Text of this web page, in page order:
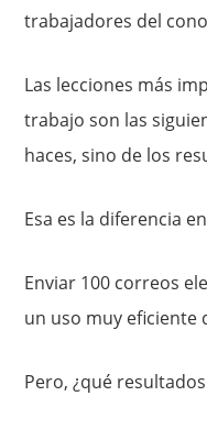
trabajadores del
Las lecciones más
trabajo son las
haces, sino de los
Esa es la diferencia
Enviar 100 correos
un uso muy eficiente
Pero, ¿qué